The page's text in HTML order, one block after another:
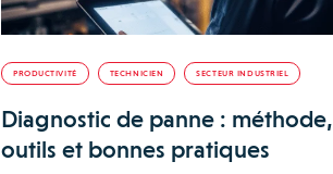
PRODUCTIVITÉ TECHNICIEN SECTEUR INDUSTRIEL
Diagnostic de panne : méthode,
outils et bonnes pratiques